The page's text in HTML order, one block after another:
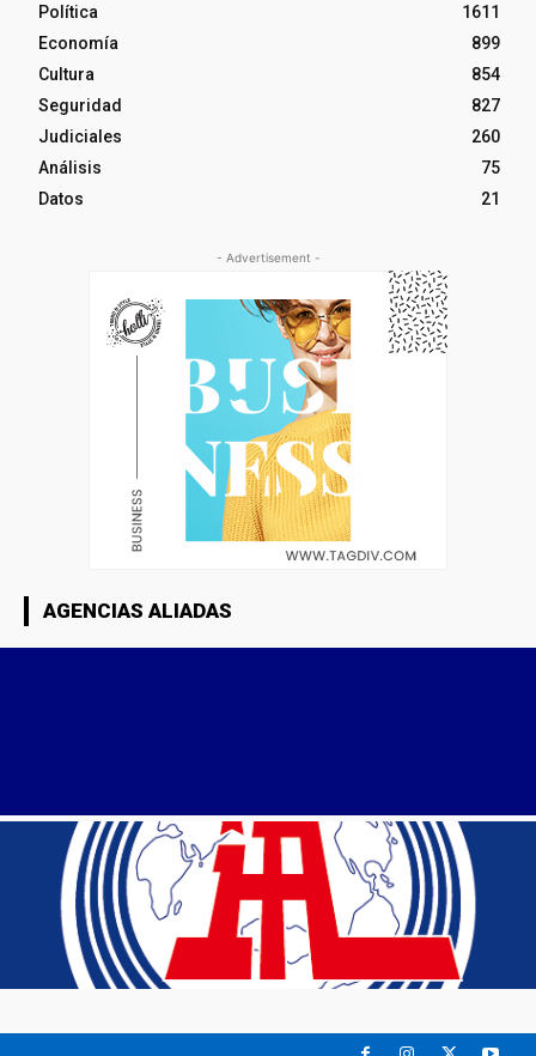
Política
1611
Economía
899
Cultura
854
Seguridad
827
Judiciales
260
Análisis
75
Datos
21
- Advertisement -
AGENCIAS ALIADAS